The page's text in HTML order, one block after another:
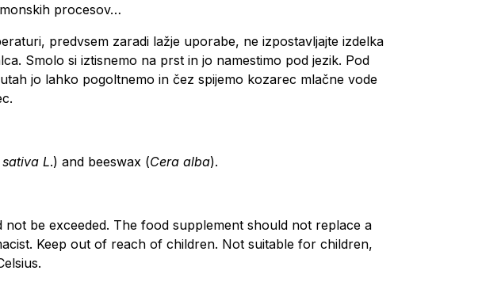
procesov…
predvsem zaradi lažje uporabe, ne izpostavljajte izdelka
Smolo si iztisnemo na prst in jo namestimo pod jezik. Pod
jo lahko pogoltnemo in čez spijemo kozarec mlačne vode
L.) and beeswax (Cera alba).
be exceeded. The food supplement should not replace a
Keep out of reach of children. Not suitable for children,